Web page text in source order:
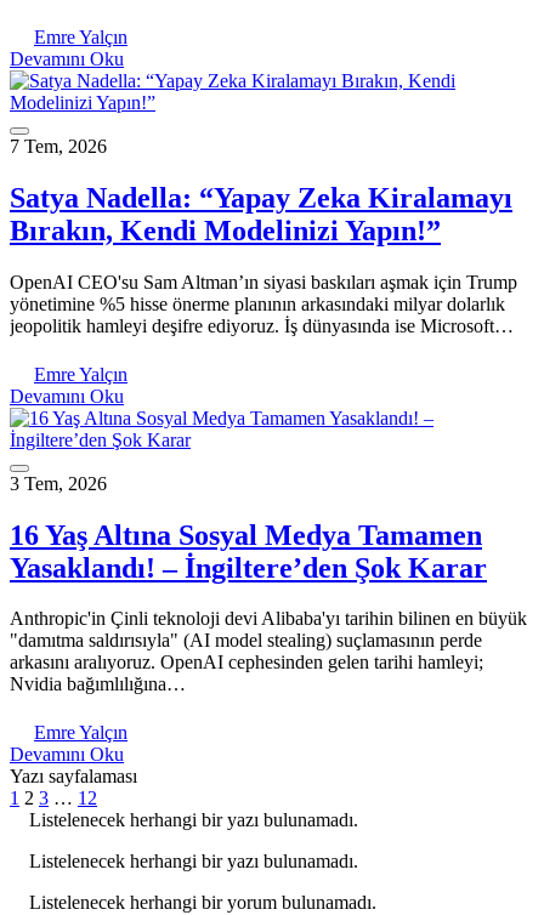
Emre Yalçın
Devamını Oku
7 Tem, 2026
Satya Nadella: “Yapay Zeka Kiralamayı
Bırakın, Kendi Modelinizi Yapın!”
OpenAI CEO'su Sam Altman’ın siyasi baskıları aşmak için Trump
yönetimine %5 hisse önerme planının arkasındaki milyar dolarlık
jeopolitik hamleyi deşifre ediyoruz. İş dünyasında ise Microsoft…
Emre Yalçın
Devamını Oku
3 Tem, 2026
16 Yaş Altına Sosyal Medya Tamamen
Yasaklandı! – İngiltere’den Şok Karar
Anthropic'in Çinli teknoloji devi Alibaba'yı tarihin bilinen en büyük
"damıtma saldırısıyla" (AI model stealing) suçlamasının perde
arkasını aralıyoruz. OpenAI cephesinden gelen tarihi hamleyi;
Nvidia bağımlılığına…
Emre Yalçın
Devamını Oku
Yazı sayfalaması
1 2 3 … 12
Listelenecek herhangi bir yazı bulunamadı.
Listelenecek herhangi bir yazı bulunamadı.
Listelenecek herhangi bir yorum bulunamadı.